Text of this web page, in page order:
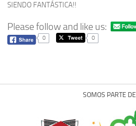
SIENDO FANTÁSTICA!!
Please follow and like us:
0
0
SOMOS PARTE DE